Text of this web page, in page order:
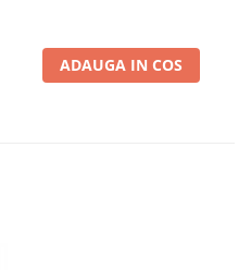
ADAUGA IN COS